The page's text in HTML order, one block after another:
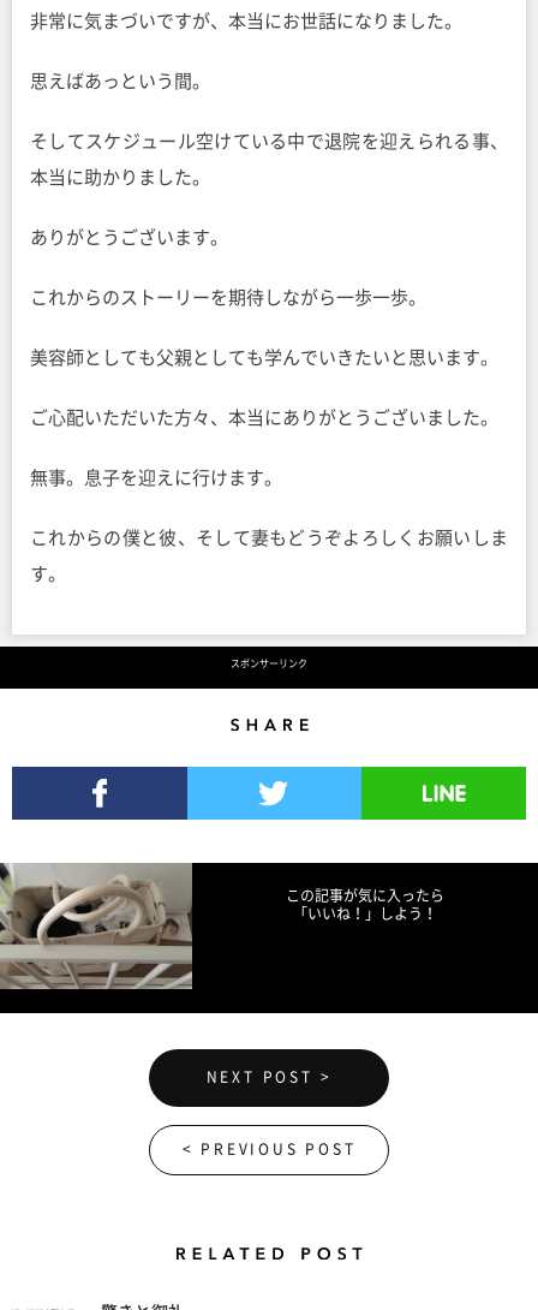
非常に気まづいですが、本当にお世話になりました。
思えばあっという間。
そしてスケジュール空けている中で退院を迎えられる事、
本当に助かりました。
ありがとうございます。
これからのストーリーを期待しながら一歩一歩。
美容師としても父親としても学んでいきたいと思います。
ご心配いただいた方々、本当にありがとうございました。
無事。息子を迎えに行けます。
これからの僕と彼、そして妻もどうぞよろしくお願いしま
す。
スポンサーリンク
この記事が気に入ったら
「いいね！」しよう！
NEXT POST >
< PREVIOUS POST